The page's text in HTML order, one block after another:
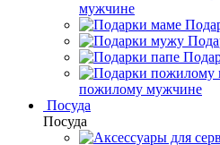
мужчине
пожилому мужчине
Посуда
Посуда